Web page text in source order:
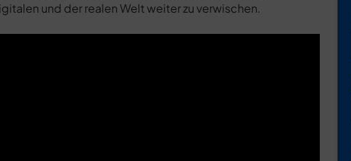
und der realen Welt weiter zu verwischen.